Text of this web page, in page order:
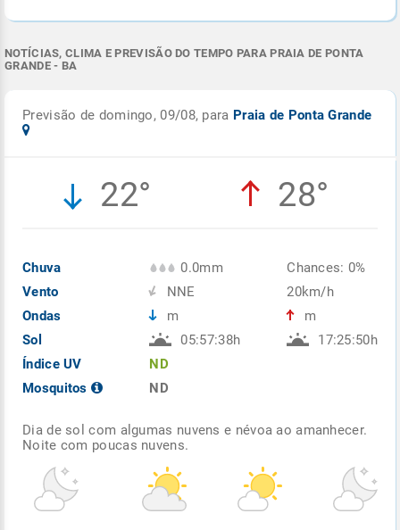
NOTÍCIAS, CLIMA E PREVISÃO DO TEMPO PARA PRAIA DE PONTA
GRANDE - BA
Previsão de domingo, 09/08, para Praia de Ponta Grande
22° 28°
Chuva
Vento
Ondas
Sol
Índice UV
Mosquitos
0.0mm
NNE
m
05:57:38h
ND
ND
Chances: 0%
20km/h
m
17:25:50h
Dia de sol com algumas nuvens e névoa ao amanhecer.
Noite com poucas nuvens.